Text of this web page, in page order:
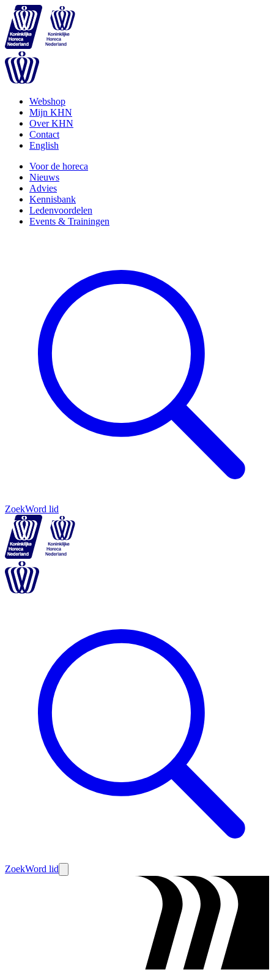
Webshop
Mijn KHN
Over KHN
Contact
English
Voor de horeca
Nieuws
Advies
Kennisbank
Ledenvoordelen
Events & Trainingen
ZoekWord lid
ZoekWord lid